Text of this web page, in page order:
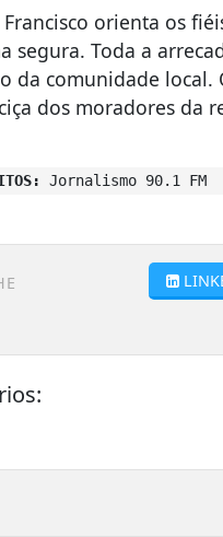
Francisco orienta os
segura. Toda a
da comunidade
dos moradores da
Jornalismo 90.1 FM